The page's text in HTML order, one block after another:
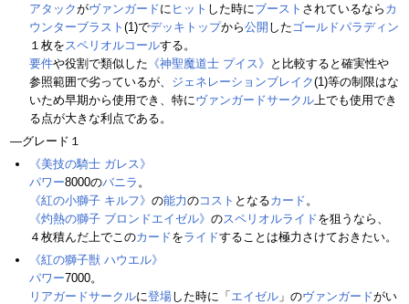
アタックがヴァンガードに ヒット した時にブースト されているなら カ
ウンターブラスト (1)でデッキトップから公開 したゴールドパラディン
１枚をスペリオルコールする。
要件や役割で類似した 《神聖魔道士 プイス》 と比較すると確実性や
参照範囲で劣っているが、 ジェネレーションブレイク(1)等の制限はな
いため早期から使用でき、特にヴァンガードサークル上でも使用でき
る点が大きな利点である。
―グレード１
《美技の騎士 ガレス》
パワー8000のバニラ 。
《紅の小獅子 キルフ》 の能力のコスト となるカード。
《灼熱の獅子 ブロンドエイゼル》 のスペリオルライドを狙うなら、
４枚積んだ上でこのカードをライドすることは極力さけておきたい。
《紅の獅子獣 ハウエル》
パワー7000。
リアガードサークルに登場した時に「 エイゼル 」のヴァンガードがい